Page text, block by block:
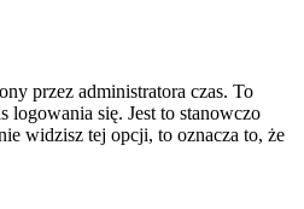
przez administratora czas. To
logowania się. Jest to stanowczo
widzisz tej opcji, to oznacza to, że